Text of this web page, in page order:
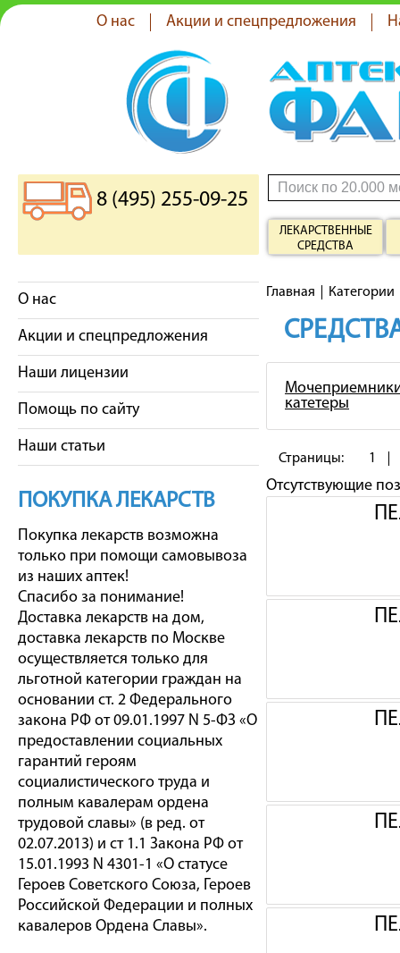
О нас Акции и спецпредложения
8 (495) 255-09-25
ЛЕКАРСТВЕННЫЕ
СРЕДСТВА
О нас
Акции и спецпредложения
Наши лицензии
Помощь по сайту
Наши статьи
ПОКУПКА ЛЕКАРСТВ
Покупка лекарств возможна
только при помощи самовывоза
из наших аптек!
Спасибо за понимание!
Доставка лекарств на дом,
доставка лекарств по Москве
осуществляется только для
льготной категории граждан на
основании ст. 2 Федерального
закона РФ от 09.01.1997 N 5-ФЗ «О
предоставлении социальных
гарантий героям
социалистического труда и
полным кавалерам ордена
трудовой славы» (в ред. от
02.07.2013) и ст 1.1 Закона РФ от
15.01.1993 N 4301-1 «О статусе
Героев Советского Союза, Героев
Российской Федерации и полных
кавалеров Ордена Славы».
Главная Категории
катетеры
Страницы: 1
Отсутствующие